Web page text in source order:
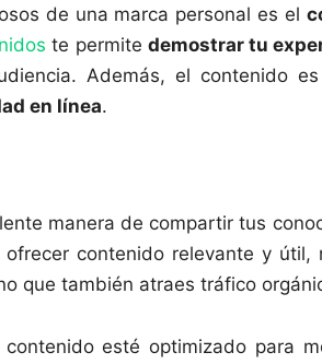
de una marca personal es el
te permite demostrar tu
Además, el contenido
en línea.
manera de compartir tus
contenido relevante y útil,
que también atraes tráfico
esté optimizado para